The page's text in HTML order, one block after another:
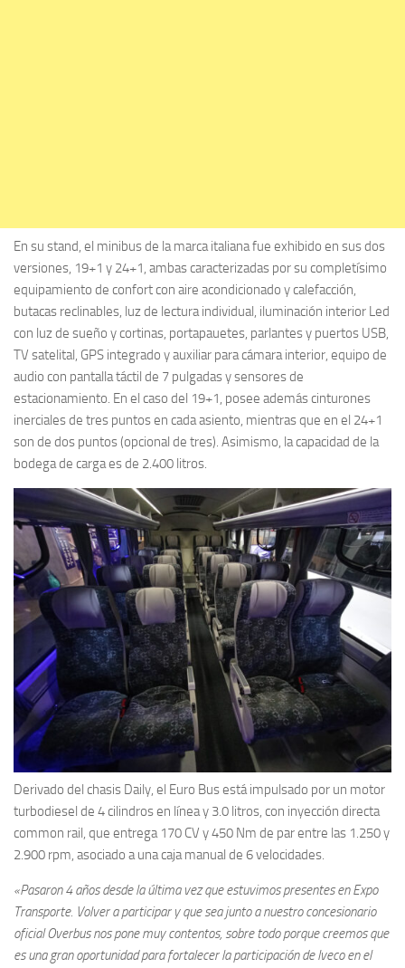
En su stand, el minibus de la marca italiana fue exhibido en sus dos
versiones, 19+1 y 24+1, ambas caracterizadas por su completísimo
equipamiento de confort con aire acondicionado y calefacción,
butacas reclinables, luz de lectura individual, iluminación interior Led
con luz de sueño y cortinas, portapauetes, parlantes y puertos USB,
TV satelital, GPS integrado y auxiliar para cámara interior, equipo de
audio con pantalla táctil de 7 pulgadas y sensores de
estacionamiento. En el caso del 19+1, posee además cinturones
inerciales de tres puntos en cada asiento, mientras que en el 24+1
son de dos puntos (opcional de tres). Asimismo, la capacidad de la
bodega de carga es de 2.400 litros.
Derivado del chasis Daily, el Euro Bus está impulsado por un motor
turbodiesel de 4 cilindros en línea y 3.0 litros, con inyección directa
common rail, que entrega 170 CV y 450 Nm de par entre las 1.250 y
2.900 rpm, asociado a una caja manual de 6 velocidades.
«Pasaron 4 años desde la última vez que estuvimos presentes en Expo
Transporte. Volver a participar y que sea junto a nuestro concesionario
oficial Overbus nos pone muy contentos, sobre todo porque creemos que
es una gran oportunidad para fortalecer la participación de Iveco en el